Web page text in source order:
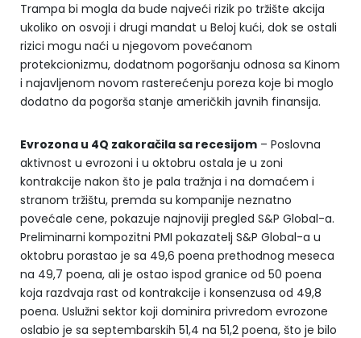
Trampa bi mogla da bude najveći rizik po tržište akcija
ukoliko on osvoji i drugi mandat u Beloj kući, dok se ostali
rizici mogu naći u njegovom povećanom
protekcionizmu, dodatnom pogoršanju odnosa sa Kinom
i najavljenom novom rasterećenju poreza koje bi moglo
dodatno da pogorša stanje američkih javnih finansija.
Evrozona u 4Q zakoračila sa recesijom – Poslovna
aktivnost u evrozoni i u oktobru ostala je u zoni
kontrakcije nakon što je pala tražnja i na domaćem i
stranom tržištu, premda su kompanije neznatno
povećale cene, pokazuje najnoviji pregled S&P Global-a.
Preliminarni kompozitni PMI pokazatelj S&P Global-a u
oktobru porastao je sa 49,6 poena prethodnog meseca
na 49,7 poena, ali je ostao ispod granice od 50 poena
koja razdvaja rast od kontrakcije i konsenzusa od 49,8
poena. Uslužni sektor koji dominira privredom evrozone
oslabio je sa septembarskih 51,4 na 51,2 poena, što je bilo